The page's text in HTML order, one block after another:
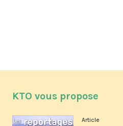
KTO vous propose
Article